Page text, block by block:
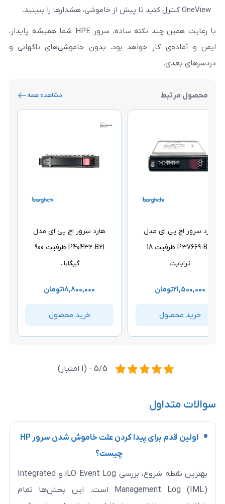
با رعایت همین چند نکته ساده، سرور HPE شما همیشه پایدار،
خواهد بود، بدون خاموشی‌های ناگهانی و
مدل
هارد سرور اچ پی ای مدل
P40432-B21 ظرفیت 900
18,800,000
هارد سرور اچ پی
19,400,000
5/5 - (1 امتیاز)
اولین قدم برای پیدا کردن علت خاموش شدن سرور HP
بهترین نقطه شروع، بررسی iLO Event Log و Integrated
Management Log (IML) است. این بخش‌ها تمام